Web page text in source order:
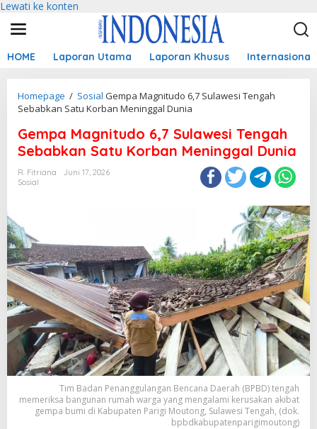
Lewati ke konten
HOME Laporan Utama Laporan Khusus Internasional
Homepage / Sosial Gempa Magnitudo 6,7 Sulawesi Tengah
Sebabkan Satu Korban Meninggal Dunia
Gempa Magnitudo 6,7 Sulawesi Tengah
Sebabkan Satu Korban Meninggal Dunia
R. Fitriana
Juni 17, 2026
Sosial
Tim Badan Penanggulangan Bencana Daerah (BPBD) tengah
memeriksa bangunan rumah warga yang mengalami kerusakan akibat
gempa bumi di Kabupaten Parigi Moutong, Sulawesi Tengah, (dok.
bpbdkabupatenparigimoutong)